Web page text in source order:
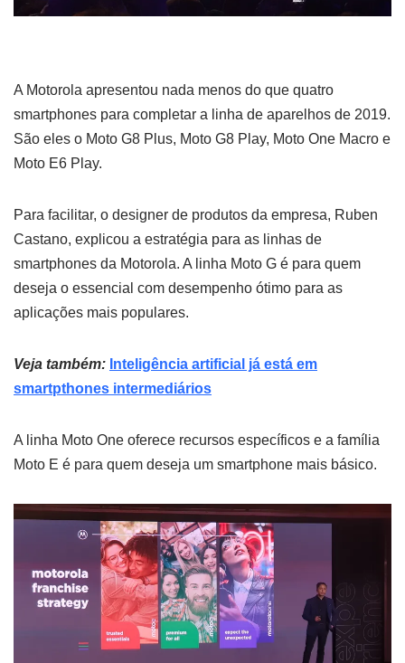
A Motorola apresentou nada menos do que quatro
smartphones para completar a linha de aparelhos de 2019.
São eles o Moto G8 Plus, Moto G8 Play, Moto One Macro e
Moto E6 Play.
Para facilitar, o designer de produtos da empresa, Ruben
Castano, explicou a estratégia para as linhas de
smartphones da Motorola. A linha Moto G é para quem
deseja o essencial com desempenho ótimo para as
aplicações mais populares.
Veja também: Inteligência artificial já está em
smartpthones intermediários
A linha Moto One oferece recursos específicos e a família
Moto E é para quem deseja um smartphone mais básico.